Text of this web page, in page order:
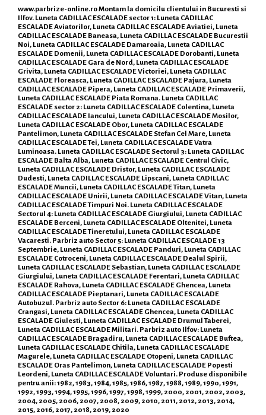
www.parbrize-online.roMontam la domicilu clientului in Bucuresti si
Ilfov. Luneta CADILLAC ESCALADE sector 1: Luneta CADILLAC
ESCALADE Aviatorilor, Luneta CADILLAC ESCALADE Aviatiei, Luneta
CADILLAC ESCALADE Baneasa, Luneta CADILLAC ESCALADE Bucurestii
Noi, Luneta CADILLAC ESCALADE Damaroaia, Luneta CADILLAC
ESCALADE Domenii, Luneta CADILLAC ESCALADE Dorobanti, Luneta
CADILLAC ESCALADE Gara de Nord, Luneta CADILLAC ESCALADE
Grivita, Luneta CADILLAC ESCALADE Victoriei, Luneta CADILLAC
ESCALADE Floreasca, Luneta CADILLAC ESCALADE Pajura, Luneta
CADILLAC ESCALADE Pipera, Luneta CADILLAC ESCALADE Primaverii,
Luneta CADILLAC ESCALADE Piata Romana. Luneta CADILLAC
ESCALADE sector 2: Luneta CADILLAC ESCALADE Colentina, Luneta
CADILLAC ESCALADE Iancului, Luneta CADILLAC ESCALADE Mosilor,
Luneta CADILLAC ESCALADE Obor, Luneta CADILLAC ESCALADE
Pantelimon, Luneta CADILLAC ESCALADE Stefan Cel Mare, Luneta
CADILLAC ESCALADE Tei, Luneta CADILLAC ESCALADE Vatra
Luminoasa. Luneta CADILLAC ESCALADE Sectorul 3: Luneta CADILLAC
ESCALADE Balta Alba, Luneta CADILLAC ESCALADE Centrul Civic,
Luneta CADILLAC ESCALADE Dristor, Luneta CADILLAC ESCALADE
Dudesti, Luneta CADILLAC ESCALADE Lipscani, Luneta CADILLAC
ESCALADE Muncii, Luneta CADILLAC ESCALADE Titan, Luneta
CADILLAC ESCALADE Unirii, Luneta CADILLAC ESCALADE Vitan, Luneta
CADILLAC ESCALADE Timpuri Noi. Luneta CADILLAC ESCALADE
Sectorul 4: Luneta CADILLAC ESCALADE Giurgiului, Luneta CADILLAC
ESCALADE Berceni, Luneta CADILLAC ESCALADE Oltenitei, Luneta
CADILLAC ESCALADE Tineretului, Luneta CADILLAC ESCALADE
Vacaresti. Parbriz auto Sector 5: Luneta CADILLAC ESCALADE 13
Septembrie, Luneta CADILLAC ESCALADE Panduri, Luneta CADILLAC
ESCALADE Cotroceni, Luneta CADILLAC ESCALADE Dealul Spirii,
Luneta CADILLAC ESCALADE Sebastian, Luneta CADILLAC ESCALADE
Giurgiului, Luneta CADILLAC ESCALADE Ferentari, Luneta CADILLAC
ESCALADE Rahova, Luneta CADILLAC ESCALADE Ghencea, Luneta
CADILLAC ESCALADE Pieptanari, Luneta CADILLAC ESCALADE
Autobuzul. Parbriz auto Sector 6: Luneta CADILLAC ESCALADE
Crangasi, Luneta CADILLAC ESCALADE Ghencea, Luneta CADILLAC
ESCALADE Giulesti, Luneta CADILLAC ESCALADE Drumul Taberei,
Luneta CADILLAC ESCALADE Militari. Parbriz auto Ilfov: Luneta
CADILLAC ESCALADE Bragadiru, Luneta CADILLAC ESCALADE Buftea,
Luneta CADILLAC ESCALADE Chitila, Luneta CADILLAC ESCALADE
Magurele, Luneta CADILLAC ESCALADE Otopeni, Luneta CADILLAC
ESCALADE Oras Pantelimon, Luneta CADILLAC ESCALADE Popesti
Leordeni, Luneta CADILLAC ESCALADE Voluntari. Produse disponibile
pentru anii: 1982, 1983, 1984, 1985, 1986, 1987, 1988, 1989, 1990, 1991,
1992, 1993, 1994, 1995, 1996, 1997, 1998, 1999, 2000, 2001, 2002, 2003,
2004, 2005, 2006, 2007, 2008, 2009, 2010, 2011, 2012, 2013, 2014,
2015, 2016, 2017, 2018, 2019, 2020